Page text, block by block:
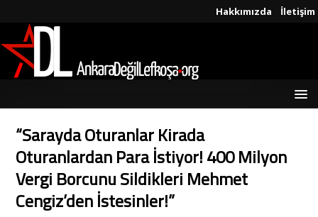
Hakkımızda İletişim
“Sarayda Oturanlar Kirada
Oturanlardan Para İstiyor! 400 Milyon
Vergi Borcunu Sildikleri Mehmet
Cengiz’den İstesinler!”